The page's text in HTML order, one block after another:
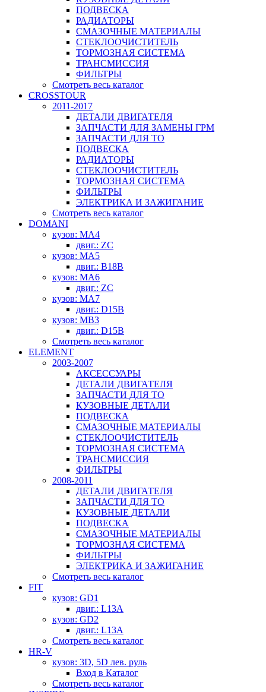
ПОДВЕСКА
РАДИАТОРЫ
СМАЗОЧНЫЕ МАТЕРИАЛЫ
СТЕКЛООЧИСТИТЕЛЬ
ТОРМОЗНАЯ СИСТЕМА
ТРАНСМИССИЯ
ФИЛЬТРЫ
Смотреть весь каталог
CROSSTOUR
2011-2017
ДЕТАЛИ ДВИГАТЕЛЯ
ЗАПЧАСТИ ДЛЯ ЗАМЕНЫ ГРМ
ЗАПЧАСТИ ДЛЯ ТО
ПОДВЕСКА
РАДИАТОРЫ
СТЕКЛООЧИСТИТЕЛЬ
ТОРМОЗНАЯ СИСТЕМА
ФИЛЬТРЫ
ЭЛЕКТРИКА И ЗАЖИГАНИЕ
Смотреть весь каталог
DOMANI
кузов: MA4
двиг.: ZC
кузов: MA5
двиг.: B18B
кузов: MA6
двиг.: ZC
кузов: MA7
двиг.: D15B
кузов: MB3
двиг.: D15B
Смотреть весь каталог
ELEMENT
2003-2007
АКСЕССУАРЫ
ДЕТАЛИ ДВИГАТЕЛЯ
ЗАПЧАСТИ ДЛЯ ТО
КУЗОВНЫЕ ДЕТАЛИ
ПОДВЕСКА
СМАЗОЧНЫЕ МАТЕРИАЛЫ
СТЕКЛООЧИСТИТЕЛЬ
ТОРМОЗНАЯ СИСТЕМА
ТРАНСМИССИЯ
ФИЛЬТРЫ
2008-2011
ДЕТАЛИ ДВИГАТЕЛЯ
ЗАПЧАСТИ ДЛЯ ТО
КУЗОВНЫЕ ДЕТАЛИ
ПОДВЕСКА
СМАЗОЧНЫЕ МАТЕРИАЛЫ
ТОРМОЗНАЯ СИСТЕМА
ФИЛЬТРЫ
ЭЛЕКТРИКА И ЗАЖИГАНИЕ
Смотреть весь каталог
FIT
кузов: GD1
двиг.: L13A
кузов: GD2
двиг.: L13A
Смотреть весь каталог
HR-V
кузов: 3D, 5D лев. руль
Вход в Каталог
Смотреть весь каталог